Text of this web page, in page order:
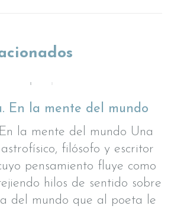
En la mente del mundo
la mente del mundo Una
filósofo y escritor
pensamiento fluye como
hilos de sentido sobre
del mundo que al poeta le